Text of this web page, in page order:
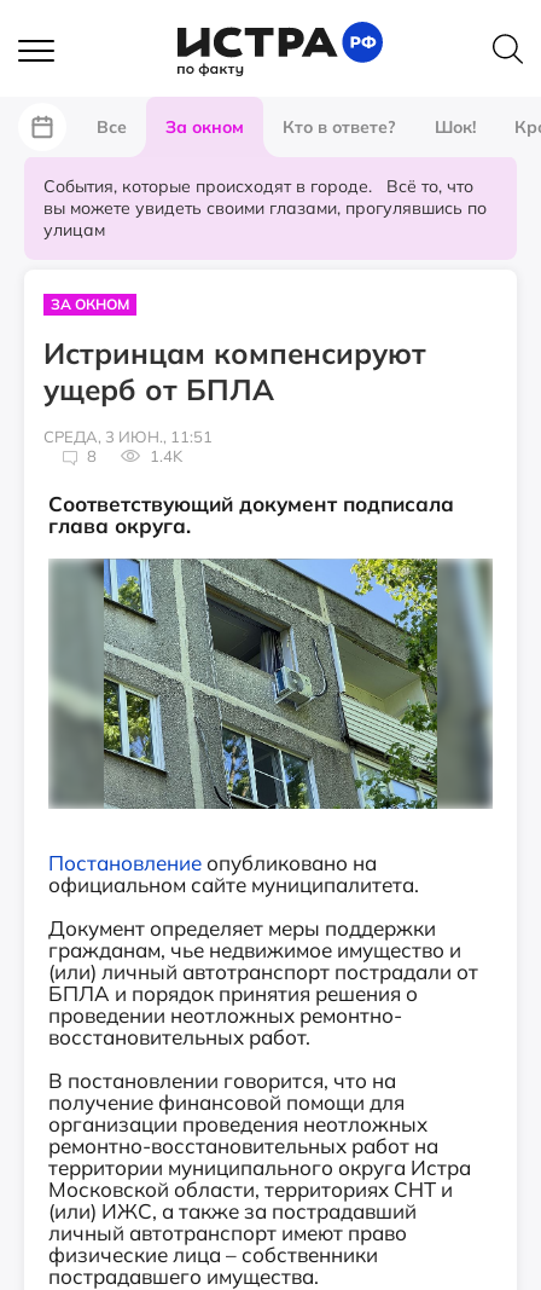
Все За окном Кто в ответе? Шок!
События, которые происходят в городе. Всё то, что
вы можете увидеть своими глазами, прогулявшись по
улицам
ЗА ОКНОМ
Истринцам компенсируют
ущерб от БПЛА
СРЕДА, 3 ИЮН., 11:51
8
1.4K
Соответствующий документ подписала
глава округа.
Постановление опубликовано на
официальном сайте муниципалитета.
Документ определяет меры поддержки
гражданам, чье недвижимое имущество и
(или) личный автотранспорт пострадали от
БПЛА и порядок принятия решения о
проведении неотложных ремонтно-
восстановительных работ.
В постановлении говорится, что на
получение финансовой помощи для
организации проведения неотложных
ремонтно-восстановительных работ на
территории муниципального округа Истра
Московской области, территориях СНТ и
(или) ИЖС, а также за пострадавший
личный автотранспорт имеют право
физические лица – собственники
пострадавшего имущества.